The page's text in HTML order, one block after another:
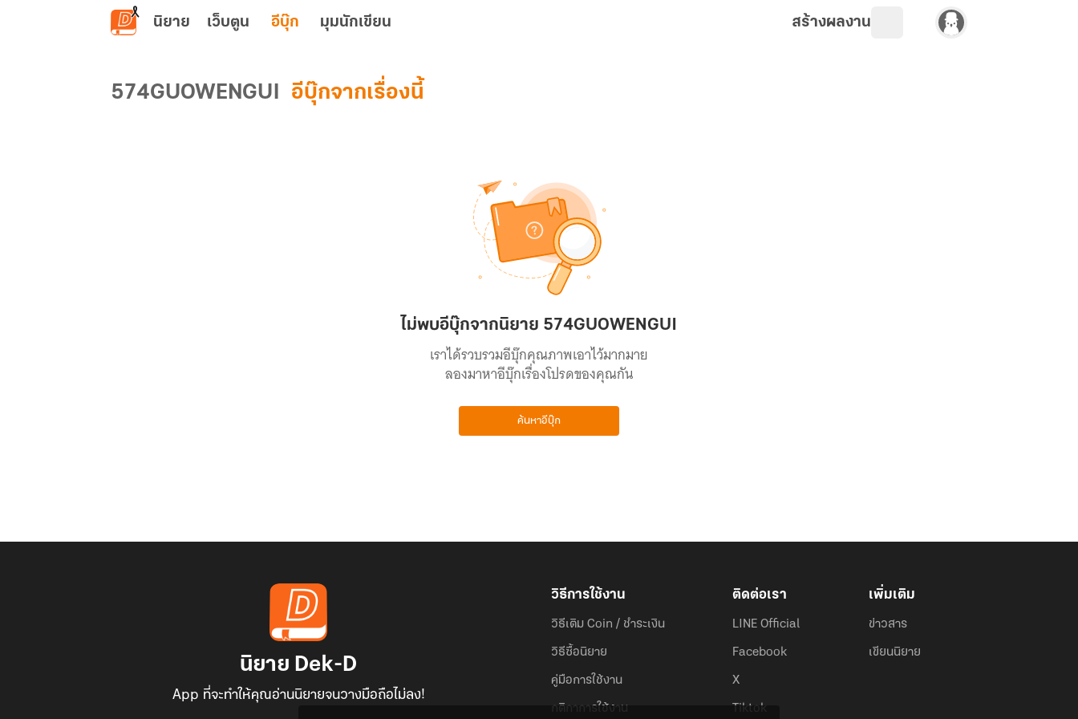
ข้ามไปยังเนื้อหาหลัก
นิยาย เว็บตูน อีบุ๊ก มุมนักเขียน สร้างผลงาน
574GUOWENGUI อีบุ๊กจากเรื่องนี้
ไม่พบอีบุ๊กจากนิยาย 574GUOWENGUI
เราได้รวบรวมอีบุ๊กคุณภาพเอาไว้มากมาย
ลองมาหาอีบุ๊กเรื่องโปรดของคุณกัน
ค้นหาอีบุ๊ก
นิยาย Dek-D
App ที่จะทำให้คุณอ่านนิยายจนวางมือถือไม่ลง!
วิธีการใช้งาน
วิธีเติม Coin / ชำระเงิน
วิธีซื้อนิยาย
คู่มือการใช้งาน
กติกาการใช้งาน
ติดต่อเรา
LINE Official
Facebook
X
Tiktok
เพิ่มเติม
ข่าวสาร
เขียนนิยาย